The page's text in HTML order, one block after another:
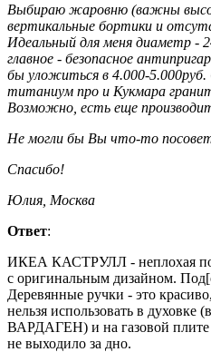
Выбираю жаровню (важны
вертикальные бортики и
Идеальный для меня диаметр -
главное - безопасное
бы уложиться в 4.000-
титаниум про и Кукмара
Возможно, есть еще
Не могли бы Вы что-то
Спасибо!
Юлия, Москва
Ответ:
ИКЕА КАСТРУЛЛ - неплохая
с оригинальным дизайном.
Деревянные ручки - это
нельзя использовать в духовке
ВАРДАГЕН) и на газовой плите
не выходило за дно.